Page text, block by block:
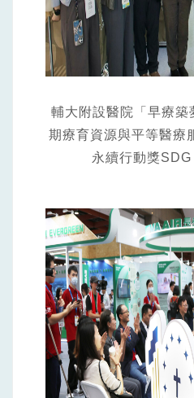
輔大附設醫院「早療築
期療育資源與平等醫療
永續行動獎SDG